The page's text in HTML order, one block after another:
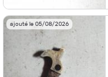
ajouté le 05/08/2026